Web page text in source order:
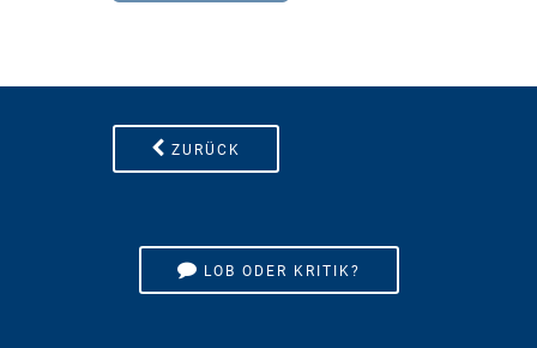
ZURÜCK
LOB ODER KRITIK?